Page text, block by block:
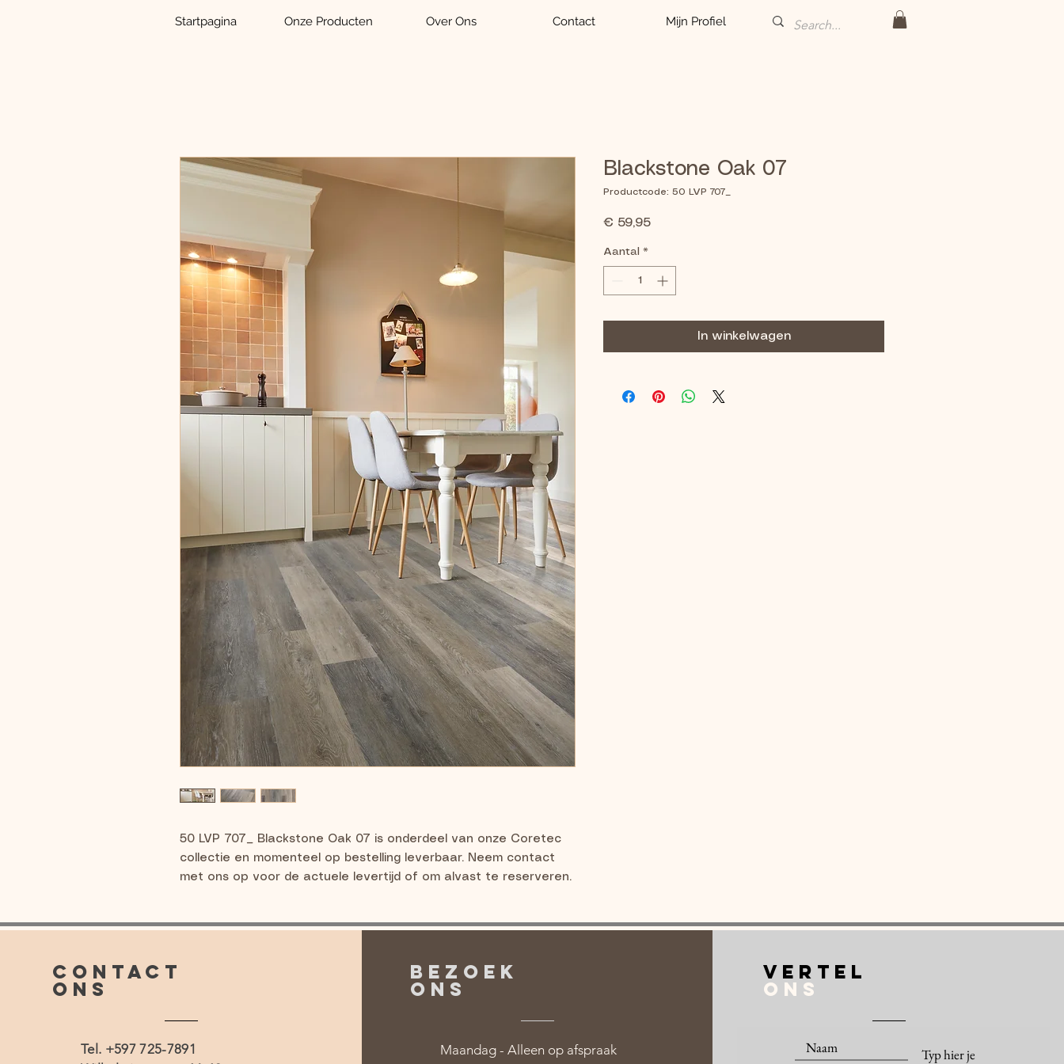
Startpagina Onze Producten Over Ons Contact Mijn Profiel
50 LVP 707_ Blackstone Oak 07 is onderdeel van onze Coretec
collectie en momenteel op bestelling leverbaar. Neem contact
met ons op voor de actuele levertijd of om alvast te reserveren.
Blackstone Oak 07
Productcode: 50 LVP 707_
€ 59,95Prijs
Aantal *
In winkelwagen
CONTACT
ONS
Tel. +597 725-7891
BEZOEK
ONS
Maandag - Alleen op afspraak
VERTEL
ONS